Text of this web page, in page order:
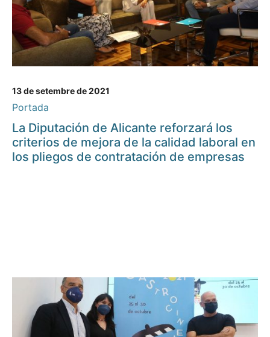
13 de setembre de 2021
Portada
La Diputación de Alicante reforzará los
criterios de mejora de la calidad laboral en
los pliegos de contratación de empresas